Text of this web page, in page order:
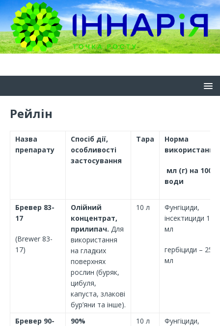
Рейлін
Назва
препарату
Спосіб дії,
особливості
застосування
Тара
Норма
використання,
мл (г) на 100 л
води
Бревер 83-
17
(Brewer 83-
17)
Олійний
концентрат,
прилипач. Для
використання
на гладких
поверхнях
рослин (буряк,
цибуля,
капуста, злакові
бур’яни та інше).
10 л
Фунгіциди,
інсектициди 100
мл
гербіциди – 250
мл
Бревер 90-
90%
10 л
Фунгіциди,